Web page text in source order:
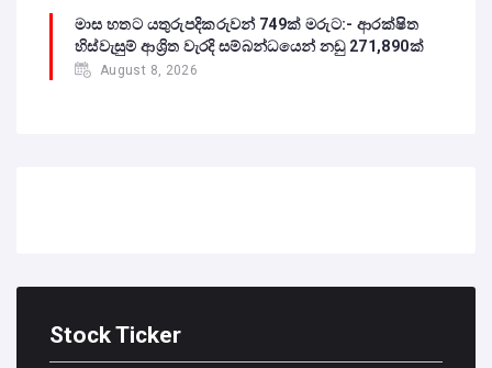
මාස හතට යතුරුපදිකරුවන් 749ක් මරුට:- ආරක්ෂිත
හිස්වැසුම් ආශ්‍රිත වැරදි සම්බන්ධයෙන් නඩු 271,890ක්
August 8, 2026
Stock Ticker